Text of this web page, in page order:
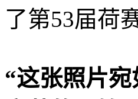
了第53届荷
“这张照片